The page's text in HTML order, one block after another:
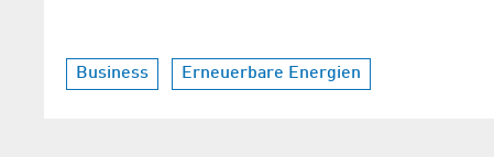
Business Erneuerbare Energien